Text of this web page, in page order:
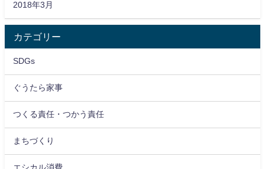
2018年3月
カテゴリー
SDGs
ぐうたら家事
つくる責任・つかう責任
まちづくり